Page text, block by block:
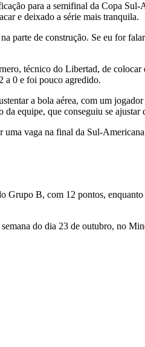
para a semifinal da Copa
e deixado a série mais tranquila.
parte de construção. Se eu for
técnico do Libertad, de
a 0 e foi pouco agredido.
a bola aérea, com um
equipe, que conseguiu se
vaga na final da Sul-
Grupo B, com 12 pontos,
do dia 23 de outubro, no